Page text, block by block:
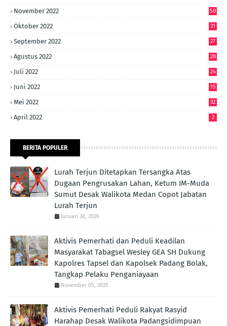
November 2022 50
Oktober 2022 31
September 2022 27
Agustus 2022 28
Juli 2022 24
Juni 2022 15
Mei 2022 32
April 2022 2
BERITA POPULER
Lurah Terjun Ditetapkan Tersangka Atas
Dugaan Pengrusakan Lahan, Ketum IM-Muda
Sumut Desak Walikota Medan Copot Jabatan
Lurah Terjun
Januari 30, 2026
Aktivis Pemerhati dan Peduli Keadilan
Masyarakat Tabagsel Wesley GEA SH Dukung
Kapolres Tapsel dan Kapolsek Padang Bolak,
Tangkap Pelaku Penganiayaan
November 05, 2025
Aktivis Pemerhati Peduli Rakyat Rasyid
Harahap Desak Walikota Padangsidimpuan